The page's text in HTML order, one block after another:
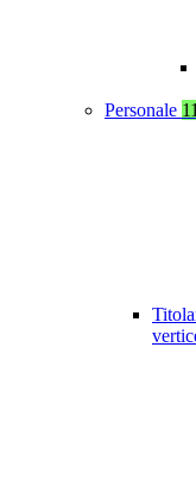
Personale